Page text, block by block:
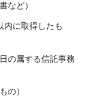
など）
内に取得したも
の属する信託事務
の）